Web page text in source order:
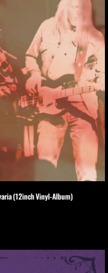
(12inch Vinyl-Album)